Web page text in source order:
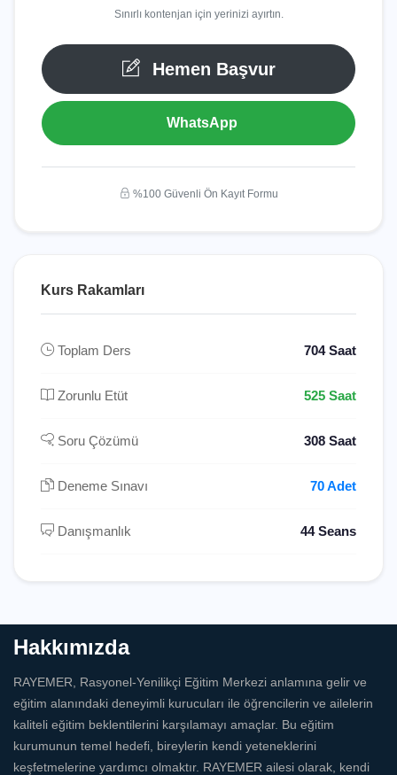
Sınırlı kontenjan için yerinizi ayırtın.
Hemen Başvur
WhatsApp
%100 Güvenli Ön Kayıt Formu
Kurs Rakamları
Toplam Ders 704 Saat
Zorunlu Etüt 525 Saat
Soru Çözümü 308 Saat
Deneme Sınavı 70 Adet
Danışmanlık 44 Seans
Hakkımızda
RAYEMER, Rasyonel-Yenilikçi Eğitim Merkezi anlamına gelir ve
eğitim alanındaki deneyimli kurucuları ile öğrencilerin ve ailelerin
kaliteli eğitim beklentilerini karşılamayı amaçlar. Bu eğitim
kurumunun temel hedefi, bireylerin kendi yeteneklerini
keşfetmelerine yardımcı olmaktır. RAYEMER ailesi olarak, kendi